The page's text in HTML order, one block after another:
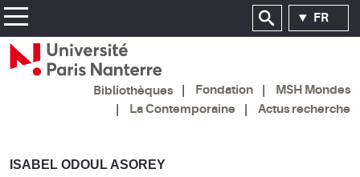
FR
Bibliothèques Fondation
MSH Mondes
La Contemporaine
Actus recherche
ISABEL ODOUL ASOREY